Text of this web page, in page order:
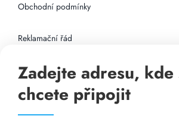
Obchodní podmínky
Reklamační řád
Připojení k internetu
Odkazy
Zadejte adresu, kde
chcete připojit